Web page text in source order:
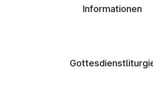
Informationen